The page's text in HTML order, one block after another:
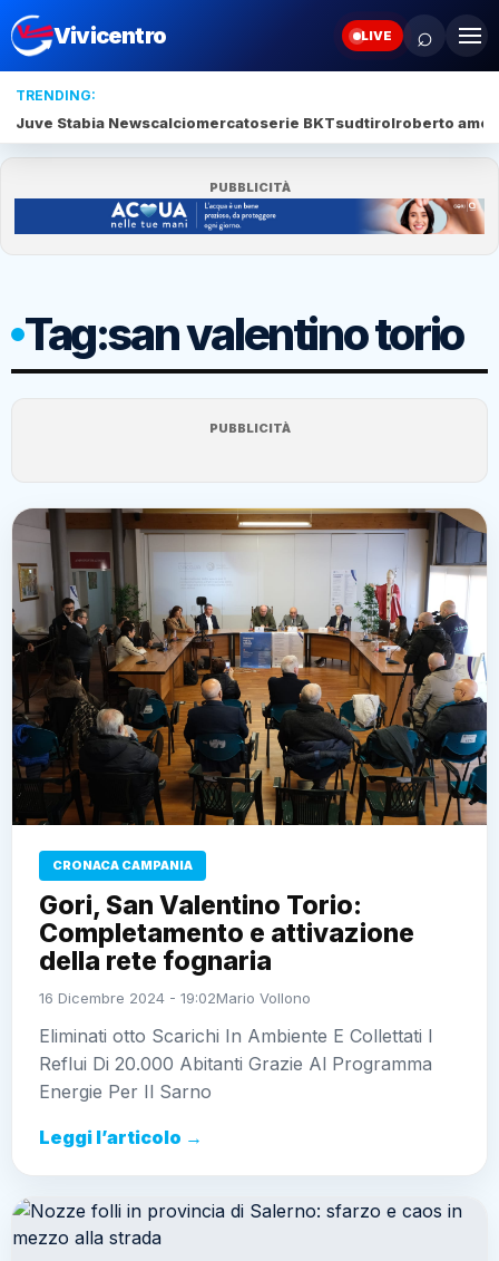
Vivicentro LIVE ⌕
TRENDING:
Juve Stabia Newscalciomercatoserie BKTsudtirolroberto
PUBBLICITÀ
Tag:san valentino torio
PUBBLICITÀ
CRONACA CAMPANIA
Gori, San Valentino Torio:
Completamento e attivazione
della rete fognaria
16 Dicembre 2024 - 19:02Mario Vollono
Eliminati otto Scarichi In Ambiente E Collettati I
Reflui Di 20.000 Abitanti Grazie Al Programma
Energie Per Il Sarno
Leggi l’articolo →